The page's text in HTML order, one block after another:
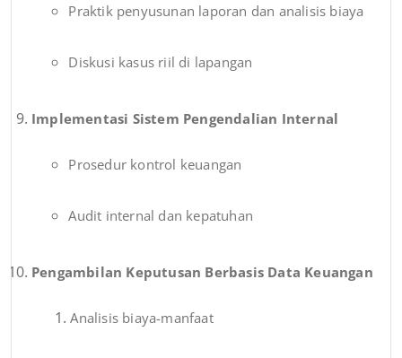
Praktik penyusunan laporan dan analisis biaya
Diskusi kasus riil di lapangan
Implementasi Sistem Pengendalian Internal
Prosedur kontrol keuangan
Audit internal dan kepatuhan
Pengambilan Keputusan Berbasis Data Keuangan
Analisis biaya-manfaat